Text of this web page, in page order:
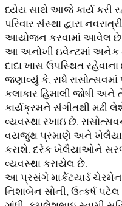
ધ્યેય સાથે આજે કાર્ય કરી
પરિવાર સંસ્થા દ્વારા
આયોજન કરવામાં આવેલ
આ અનોખી ઇવેન્ટમાં અનેક
દાદા ખાસ ઉપસ્થિત
જણાવ્યું કે, રાધે
કલાકાર હિમાલી જોષી
કાર્યક્રમને સંગીતથી મઢી
વ્યવસ્થા રખાઇ છે.
વયજુથ પ્રમાણે અને ખેલૈયા
કરાશે. દરેક ખેલૈયાઓને
વ્યવસ્થા કરાયેલ છે.
આ પ્રસંગે માર્કેટયાર્ડ
નિશાબેન સોની, ઉત્કર્ષ પટેલ